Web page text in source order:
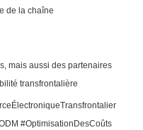
de la chaîne
mais aussi des partenaires
transfrontalière
#OptimisationDesCoûts